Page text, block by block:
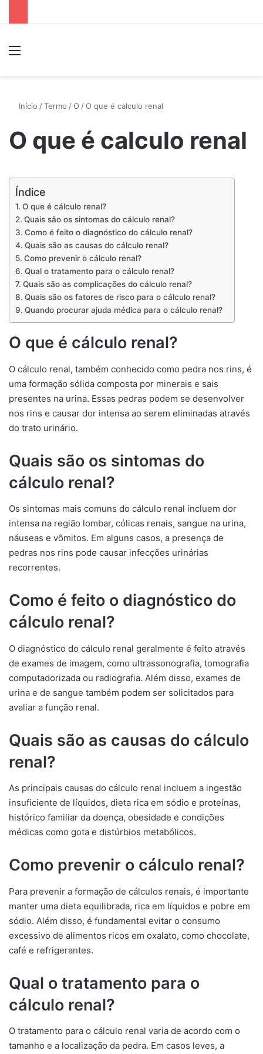
Início /Termo /O /O que é calculo renal
O que é calculo renal
Índice
O que é cálculo renal?
Quais são os sintomas do cálculo renal?
Como é feito o diagnóstico do cálculo renal?
Quais são as causas do cálculo renal?
Como prevenir o cálculo renal?
Qual o tratamento para o cálculo renal?
Quais são as complicações do cálculo renal?
Quais são os fatores de risco para o cálculo renal?
Quando procurar ajuda médica para o cálculo renal?
O que é cálculo renal?
O cálculo renal, também conhecido como pedra nos rins, é
uma formação sólida composta por minerais e sais
presentes na urina. Essas pedras podem se desenvolver
nos rins e causar dor intensa ao serem eliminadas através
do trato urinário.
Quais são os sintomas do
cálculo renal?
Os sintomas mais comuns do cálculo renal incluem dor
intensa na região lombar, cólicas renais, sangue na urina,
náuseas e vômitos. Em alguns casos, a presença de
pedras nos rins pode causar infecções urinárias
recorrentes.
Como é feito o diagnóstico do
cálculo renal?
O diagnóstico do cálculo renal geralmente é feito através
de exames de imagem, como ultrassonografia, tomografia
computadorizada ou radiografia. Além disso, exames de
urina e de sangue também podem ser solicitados para
avaliar a função renal.
Quais são as causas do cálculo
renal?
As principais causas do cálculo renal incluem a ingestão
insuficiente de líquidos, dieta rica em sódio e proteínas,
histórico familiar da doença, obesidade e condições
médicas como gota e distúrbios metabólicos.
Como prevenir o cálculo renal?
Para prevenir a formação de cálculos renais, é importante
manter uma dieta equilibrada, rica em líquidos e pobre em
sódio. Além disso, é fundamental evitar o consumo
excessivo de alimentos ricos em oxalato, como chocolate,
café e refrigerantes.
Qual o tratamento para o
cálculo renal?
O tratamento para o cálculo renal varia de acordo com o
tamanho e a localização da pedra. Em casos leves, a